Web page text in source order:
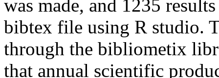
was made, and 1235
bibtex file using R studio.
through the bibliometix
that annual scientific